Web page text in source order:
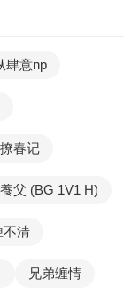
肆意np
春记
養父 (BG 1V1 H)
不清
兄弟缠情